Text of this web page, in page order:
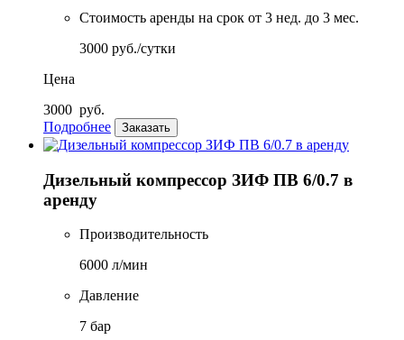
Стоимость аренды на срок от 3 нед. до 3 мес.
3000 руб./сутки
Цена
3000 руб.
Подробнее
Заказать
Дизельный компрессор ЗИФ ПВ 6/0.7 в
аренду
Производительность
6000 л/мин
Давление
7 бар